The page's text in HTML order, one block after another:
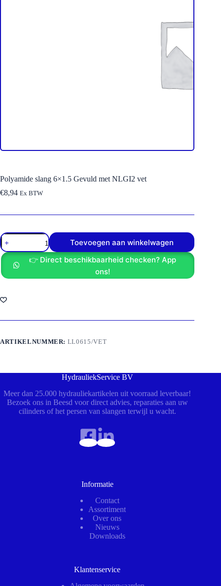
Polyamide slang 6×1.5 Gevuld met NLGI2 vet
€8,94 Ex BTW
Polyamide
slang
6x1.5
Gevuld
met
NLGI2
aantal
Toevoegen aan winkelwagen
👉 Direct beschikbaarheid checken? App
ons!
ARTIKELNUMMER: LL0615/VET
HydrauliekService BV
Meer dan 25.000 hydrauliekartikelen uit voorraad leverbaar!
Bezoek ons in Beesd voor direct advies, reparaties aan uw
cilinders of het persen van slangen terwijl u wacht.
Informatie
Contact
Assortiment
Over ons
Nieuws
Downloads
Klantenservice